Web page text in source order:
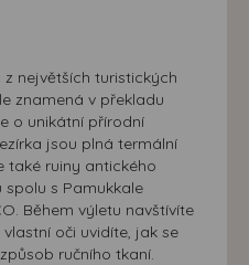
největších turistických
znamená v překladu
o unikátní přírodní
jsou plná termální
také ruiny antického
spolu s Pamukkale
Během výletu navštívíte
oči uvidíte, jak se
ručního tkaní.